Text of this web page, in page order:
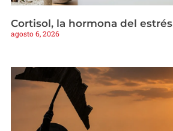
Cortisol, la hormona del estrés
agosto 6, 2026